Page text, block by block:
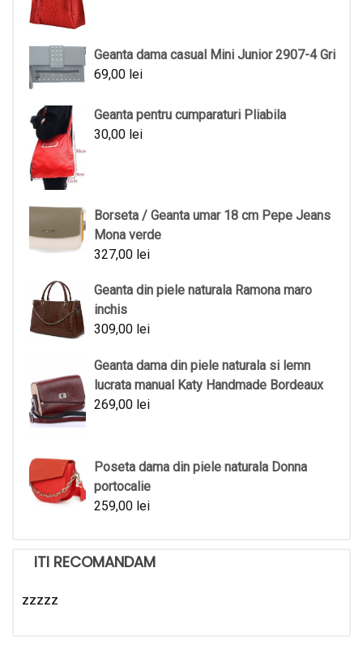
Geanta dama casual Mini Junior 2907-4 Gri
69,00 lei
Geanta pentru cumparaturi Pliabila
30,00 lei
Borseta / Geanta umar 18 cm Pepe Jeans
Mona verde
327,00 lei
Geanta din piele naturala Ramona maro
inchis
309,00 lei
Geanta dama din piele naturala si lemn
lucrata manual Katy Handmade Bordeaux
269,00 lei
Poseta dama din piele naturala Donna
portocalie
259,00 lei
ITI RECOMANDAM
zzzzz